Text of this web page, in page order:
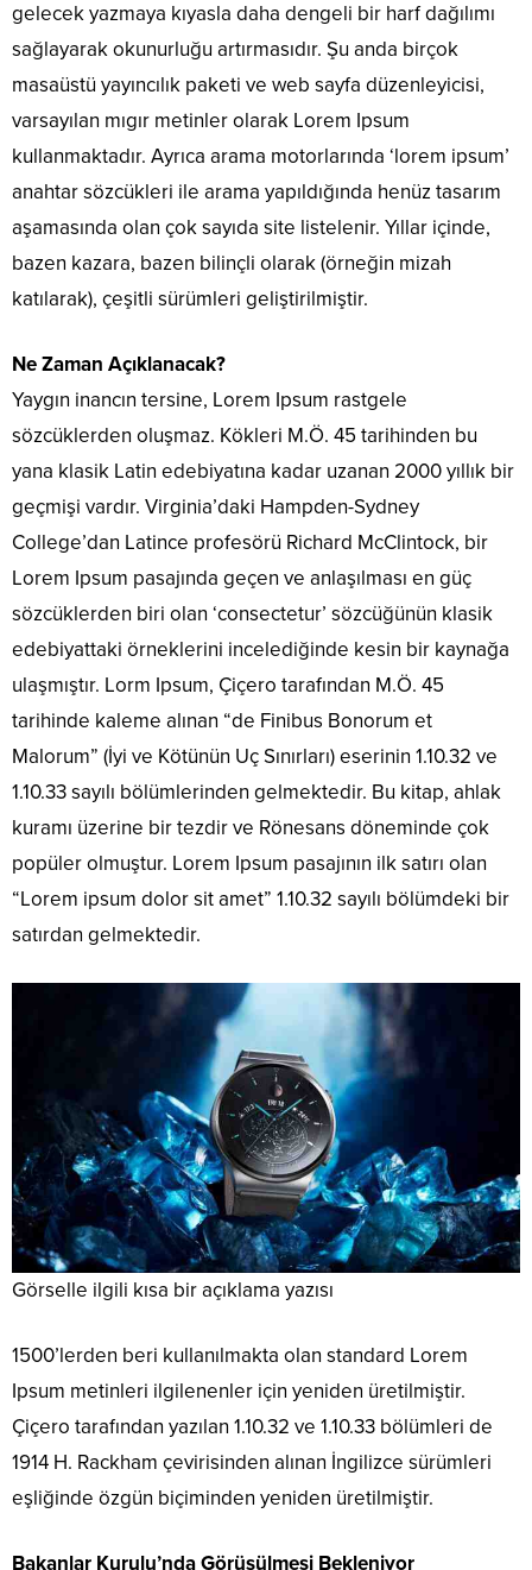
gelecek yazmaya kıyasla daha dengeli bir harf dağılımı
sağlayarak okunurluğu artırmasıdır. Şu anda birçok
masaüstü yayıncılık paketi ve web sayfa düzenleyicisi,
varsayılan mıgır metinler olarak Lorem Ipsum
kullanmaktadır. Ayrıca arama motorlarında ‘lorem ipsum’
anahtar sözcükleri ile arama yapıldığında henüz tasarım
aşamasında olan çok sayıda site listelenir. Yıllar içinde,
bazen kazara, bazen bilinçli olarak (örneğin mizah
katılarak), çeşitli sürümleri geliştirilmiştir.
Ne Zaman Açıklanacak?
Yaygın inancın tersine, Lorem Ipsum rastgele
sözcüklerden oluşmaz. Kökleri M.Ö. 45 tarihinden bu
yana klasik Latin edebiyatına kadar uzanan 2000 yıllık bir
geçmişi vardır. Virginia’daki Hampden-Sydney
College’dan Latince profesörü Richard McClintock, bir
Lorem Ipsum pasajında geçen ve anlaşılması en güç
sözcüklerden biri olan ‘consectetur’ sözcüğünün klasik
edebiyattaki örneklerini incelediğinde kesin bir kaynağa
ulaşmıştır. Lorm Ipsum, Çiçero tarafından M.Ö. 45
tarihinde kaleme alınan “de Finibus Bonorum et
Malorum” (İyi ve Kötünün Uç Sınırları) eserinin 1.10.32 ve
1.10.33 sayılı bölümlerinden gelmektedir. Bu kitap, ahlak
kuramı üzerine bir tezdir ve Rönesans döneminde çok
popüler olmuştur. Lorem Ipsum pasajının ilk satırı olan
“Lorem ipsum dolor sit amet” 1.10.32 sayılı bölümdeki bir
satırdan gelmektedir.
Görselle ilgili kısa bir açıklama yazısı
1500’lerden beri kullanılmakta olan standard Lorem
Ipsum metinleri ilgilenenler için yeniden üretilmiştir.
Çiçero tarafından yazılan 1.10.32 ve 1.10.33 bölümleri de
1914 H. Rackham çevirisinden alınan İngilizce sürümleri
eşliğinde özgün biçiminden yeniden üretilmiştir.
Bakanlar Kurulu’nda Görüşülmesi Bekleniyor